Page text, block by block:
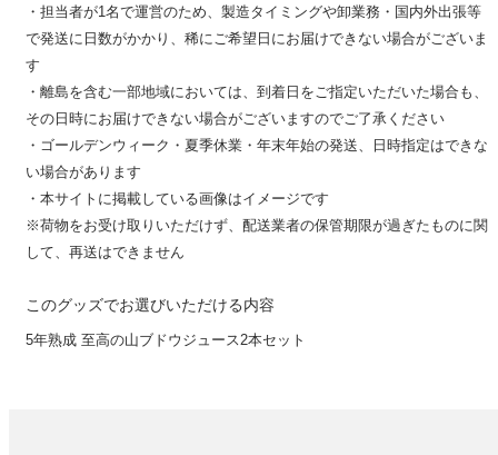
・担当者が1名で運営のため、製造タイミングや卸業務・国内外出張等
で発送に日数がかかり、稀にご希望日にお届けできない場合がございま
す
・離島を含む一部地域においては、到着日をご指定いただいた場合も、
その日時にお届けできない場合がございますのでご了承ください
・ゴールデンウィーク・夏季休業・年末年始の発送、日時指定はできな
い場合があります
・本サイトに掲載している画像はイメージです
※荷物をお受け取りいただけず、配送業者の保管期限が過ぎたものに関
して、再送はできません
このグッズでお選びいただける内容
5年熟成 至高の山ブドウジュース2本セット